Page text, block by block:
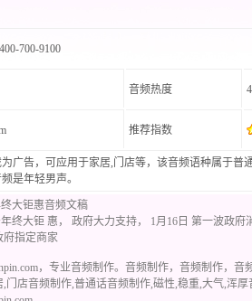
700-9100
音频热度
推荐指数
广告，可应用于家居,门店等，该音频语种属于普
是年轻男声。